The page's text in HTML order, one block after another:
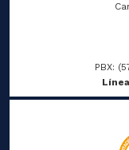
PBX: